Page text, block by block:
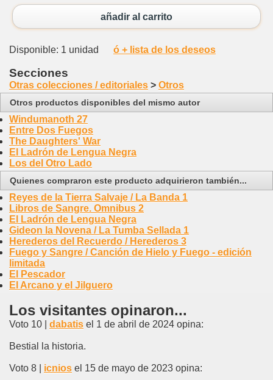
añadir al carrito
Disponible: 1 unidad ó + lista de los deseos
Secciones
Otras colecciones / editoriales > Otros
Otros productos disponibles del mismo autor
Windumanoth 27
Entre Dos Fuegos
The Daughters' War
El Ladrón de Lengua Negra
Los del Otro Lado
Quienes compraron este producto adquirieron también...
Reyes de la Tierra Salvaje / La Banda 1
Libros de Sangre. Omnibus 2
El Ladrón de Lengua Negra
Gideon la Novena / La Tumba Sellada 1
Herederos del Recuerdo / Herederos 3
Fuego y Sangre / Canción de Hielo y Fuego - edición
limitada
El Pescador
El Arcano y el Jilguero
Los visitantes opinaron...
Voto 10 | dabatis el 1 de abril de 2024 opina:
Bestial la historia.
Voto 8 | icnios el 15 de mayo de 2023 opina: